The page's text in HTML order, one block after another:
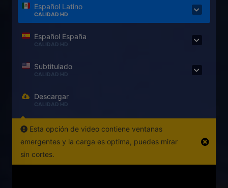
oscuro.Español Latino
CALIDAD HD
Español España
CALIDAD HD
Subtitulado
CALIDAD HD
Descargar
CALIDAD HD
Esta opción de video contiene ventanas
emergentes y la carga es optima, puedes mirar
sin cortes.